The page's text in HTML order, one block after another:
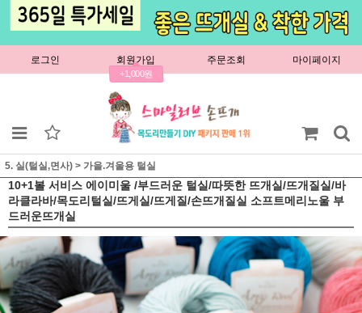
로그인 회원가입
+1,000원
주문조회 마이페이지
5. 실(털실,면사) > 가을.겨울용 털실
10+1볼 서비스 에이미울 /부드러운 털실/따뜻한 뜨개실/뜨개질실/바
라클라바/목도리털실/뜨게실/뜨게질/손뜨개질실 소프트메리노울 부
드러운뜨개실